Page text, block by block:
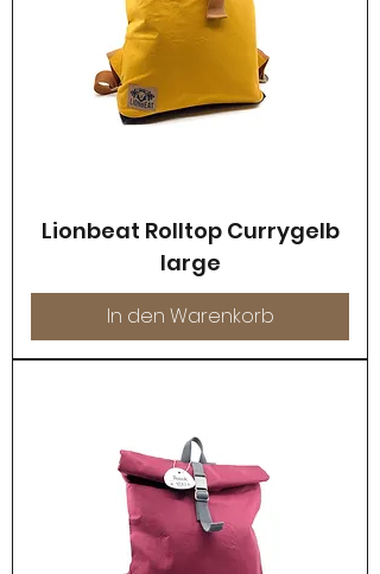
Lionbeat Rolltop Currygelb
large
In den Warenkorb